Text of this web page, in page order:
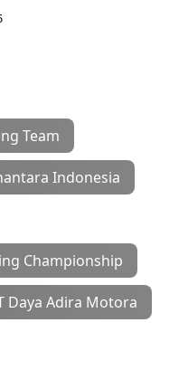
Team
Indonesia
Championship
Daya Adira Motora